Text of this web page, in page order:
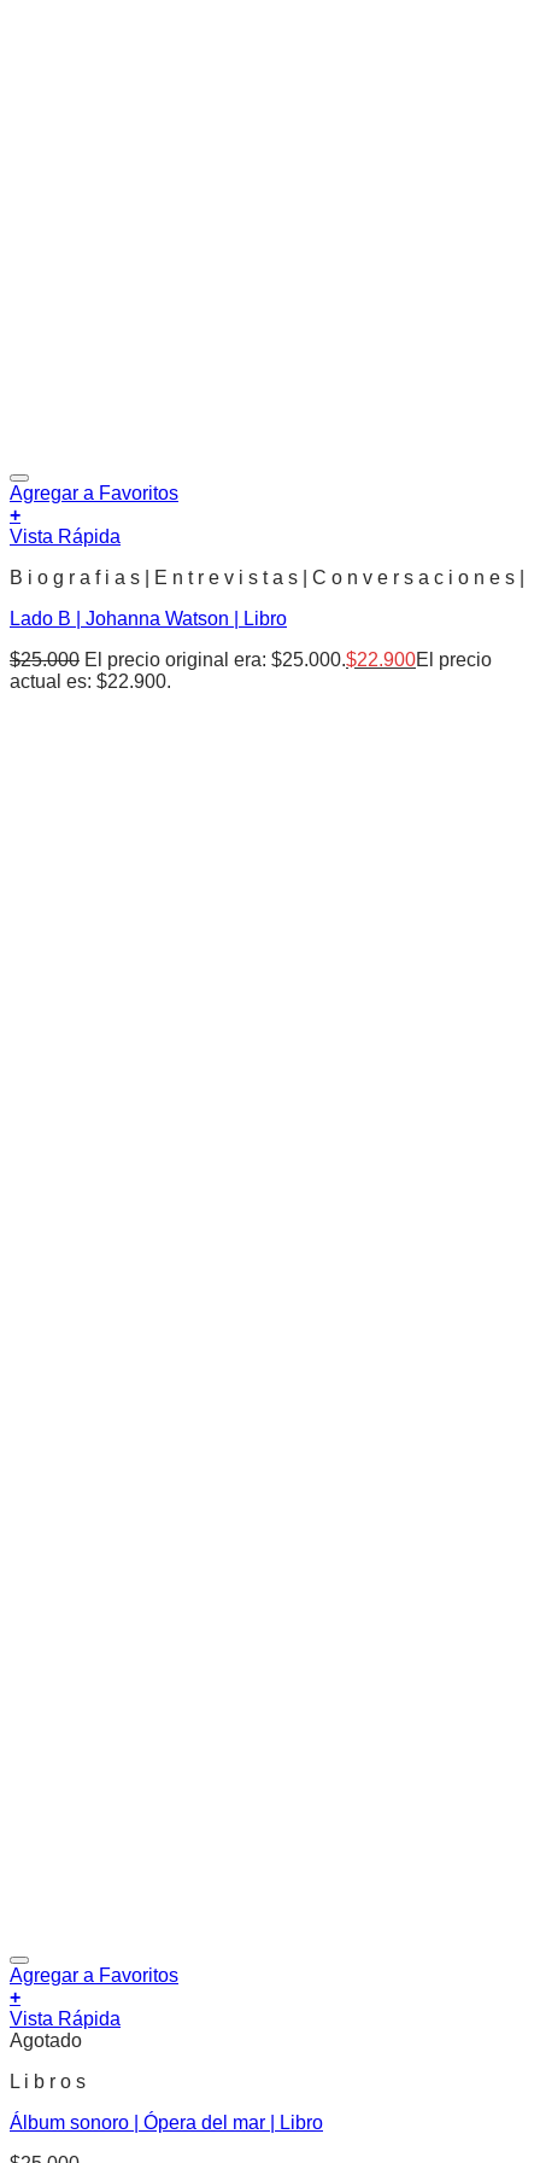
Agregar a Favoritos
+
Vista Rápida
B i o g r a f i a s | E n t r e v i s t a s | C o n v e r s a c i o n e s |
Lado B | Johanna Watson | Libro
$25.000 El precio original era: $25.000.$22.900El precio
actual es: $22.900.
Agregar a Favoritos
+
Vista Rápida
Agotado
L i b r o s
Álbum sonoro | Ópera del mar | Libro